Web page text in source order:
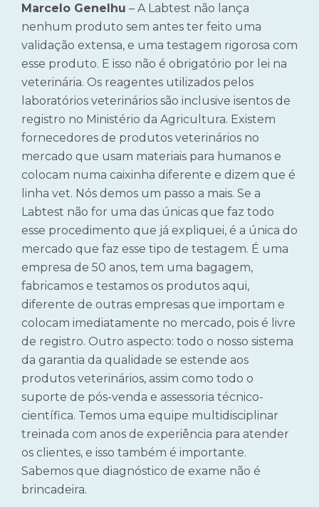
Marcelo Genelhu – A Labtest não lança
nenhum produto sem antes ter feito uma
validação extensa, e uma testagem rigorosa com
esse produto. E isso não é obrigatório por lei na
veterinária. Os reagentes utilizados pelos
laboratórios veterinários são inclusive isentos de
registro no Ministério da Agricultura. Existem
fornecedores de produtos veterinários no
mercado que usam materiais para humanos e
colocam numa caixinha diferente e dizem que é
linha vet. Nós demos um passo a mais. Se a
Labtest não for uma das únicas que faz todo
esse procedimento que já expliquei, é a única do
mercado que faz esse tipo de testagem. É uma
empresa de 50 anos, tem uma bagagem,
fabricamos e testamos os produtos aqui,
diferente de outras empresas que importam e
colocam imediatamente no mercado, pois é livre
de registro. Outro aspecto: todo o nosso sistema
da garantia da qualidade se estende aos
produtos veterinários, assim como todo o
suporte de pós-venda e assessoria técnico-
científica. Temos uma equipe multidisciplinar
treinada com anos de experiência para atender
os clientes, e isso também é importante.
Sabemos que diagnóstico de exame não é
brincadeira.